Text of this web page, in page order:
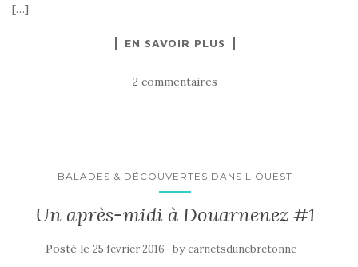
[…]
EN SAVOIR PLUS
2 commentaires
BALADES & DÉCOUVERTES DANS L'OUEST
Un après-midi à Douarnenez #1
Posté le 25 février 2016 bycarnetsdunebretonne